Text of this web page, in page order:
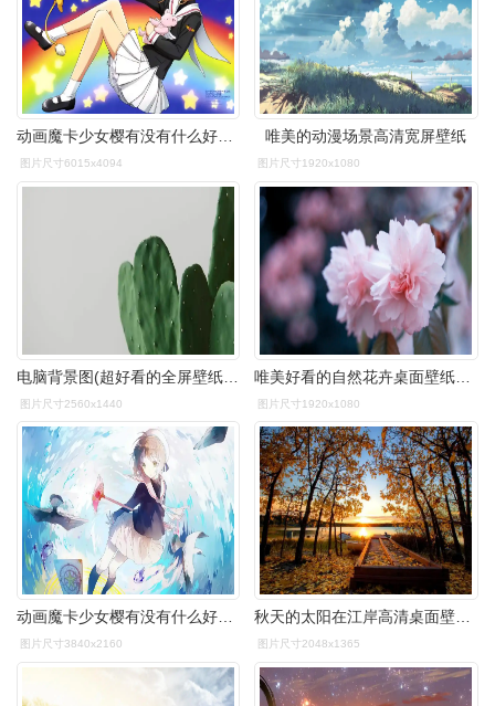
图片尺寸6015x4094
唯美的动漫场景高清宽屏壁纸
图片尺寸1920x1080
图片尺寸2560x1440 图片尺寸1920x1080
动画魔卡少女樱有没有什么好看的全面屏壁纸
图片尺寸3840x2160
秋天的太阳在江岸高清桌面壁纸:宽屏:高清晰度:全屏
图片尺寸2048x1365